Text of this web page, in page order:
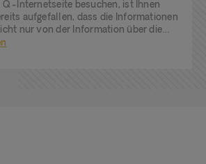
Q -Internetseite besuchen, ist Ihnen
aufgefallen, dass die Informationen
nur von der Information über die
Kaffeebohnen begleitet wird, sondern